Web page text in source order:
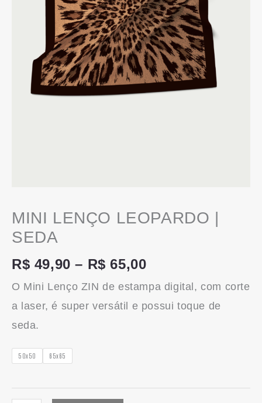
MINI LENÇO LEOPARDO |
SEDA
R$ 49,90 – R$ 65,00
O Mini Lenço ZIN de estampa digital, com corte
a laser, é super versátil e possui toque de
seda.
50x50 65x65